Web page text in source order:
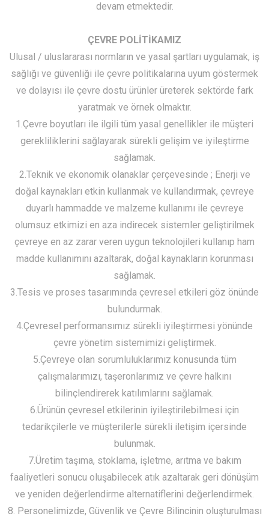
devam etmektedir.
ÇEVRE POLİTİKAMIZ
Ulusal / uluslararası normların ve yasal şartları uygulamak, iş
sağlığı ve güvenliği ile çevre politikalarına uyum göstermek
ve dolayısı ile çevre dostu ürünler üreterek sektörde fark
yaratmak ve örnek olmaktır.
1.Çevre boyutları ile ilgili tüm yasal genellikler ile müşteri
gerekliliklerini sağlayarak sürekli gelişim ve iyileştirme
sağlamak.
2.Teknik ve ekonomik olanaklar çerçevesinde ; Enerji ve
doğal kaynakları etkin kullanmak ve kullandırmak, çevreye
duyarlı hammadde ve malzeme kullanımı ile çevreye
olumsuz etkimizi en aza indirecek sistemler geliştirilmek
çevreye en az zarar veren uygun teknolojileri kullanıp ham
madde kullanımını azaltarak, doğal kaynakların korunması
sağlamak.
3.Tesis ve proses tasarımında çevresel etkileri göz önünde
bulundurmak.
4.Çevresel performansımız sürekli iyileştirmesi yönünde
çevre yönetim sistemimizi geliştirmek.
5.Çevreye olan sorumluluklarımız konusunda tüm
çalışmalarımızı, taşeronlarımız ve çevre halkını
bilinçlendirerek katılımlarını sağlamak.
6.Ürünün çevresel etkilerinin iyileştirilebilmesi için
tedarikçilerle ve müşterilerle sürekli iletişim içersinde
bulunmak.
7.Üretim taşıma, stoklama, işletme, arıtma ve bakım
faaliyetleri sonucu oluşabilecek atık azaltarak geri dönüşüm
ve yeniden değerlendirme alternatiflerini değerlendirmek.
8. Personelimizde, Güvenlik ve Çevre Bilincinin oluşturulması